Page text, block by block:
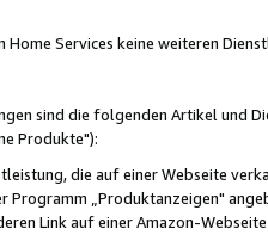
Home Services keine weiteren
sind die folgenden Artikel und
Produkte"):
die auf einer Webseite
Programm „Produktanzeigen"
Link auf einer Amazon-